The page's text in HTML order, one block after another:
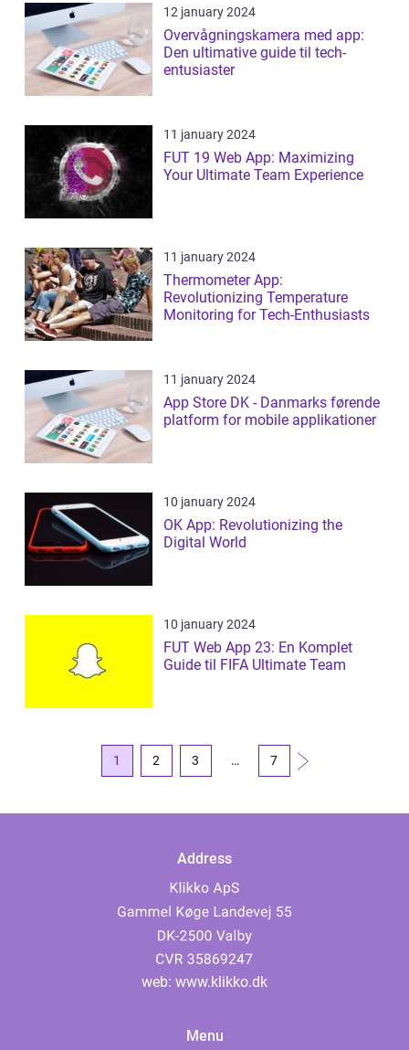
12 january 2024
Overvågningskamera med app:
Den ultimative guide til tech-
entusiaster
11 january 2024
FUT 19 Web App: Maximizing
Your Ultimate Team Experience
11 january 2024
Thermometer App:
Revolutionizing Temperature
Monitoring for Tech-Enthusiasts
11 january 2024
App Store DK - Danmarks førende
platform for mobile applikationer
10 january 2024
OK App: Revolutionizing the
Digital World
10 january 2024
FUT Web App 23: En Komplet
Guide til FIFA Ultimate Team
1 2 3 … 7
Address
web: www.klikko.dk
Menu